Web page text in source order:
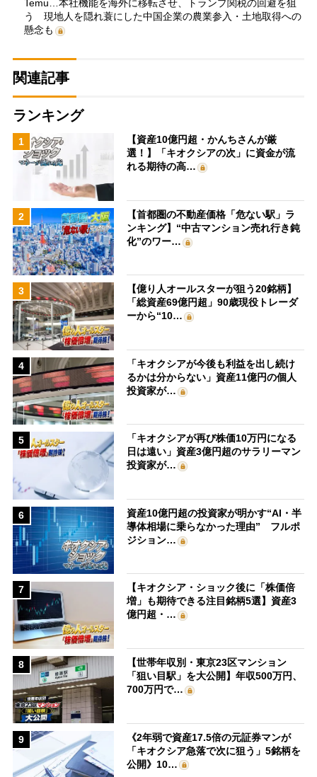
Temu…本社機能を海外に移転させ、トランプ関税の回避を狙
う 現地人を隠れ蓑にした中国企業の農業参入・土地取得への
懸念も
関連記事
ランキング
1
【資産10億円超・かんちさんが厳
選！】「キオクシアの次」に資金が流
れる期待の高…
2
【首都圏の不動産価格「危ない駅」ラ
ンキング】“中古マンション売れ行き鈍
化”のワー…
3
【億り人オールスターが狙う20銘柄】
「総資産69億円超」90歳現役トレーダ
ーから“10…
4
「キオクシアが今後も利益を出し続け
るかは分からない」資産11億円の個人
投資家が…
5
「キオクシアが再び株価10万円になる
日は遠い」資産3億円超のサラリーマン
投資家が…
6
資産10億円超の投資家が明かす“AI・半
導体相場に乗らなかった理由” フルポ
ジション…
7
【キオクシア・ショック後に「株価倍
増」も期待できる注目銘柄5選】資産3
億円超・…
8
【世帯年収別・東京23区マンション
「狙い目駅」を大公開】年収500万円、
700万円で…
9
《2年弱で資産17.5倍の元証券マンが
「キオクシア急落で次に狙う」5銘柄を
公開》10…